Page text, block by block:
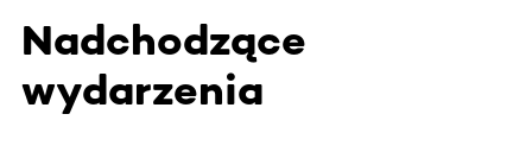
Nadchodzące
wydarzenia